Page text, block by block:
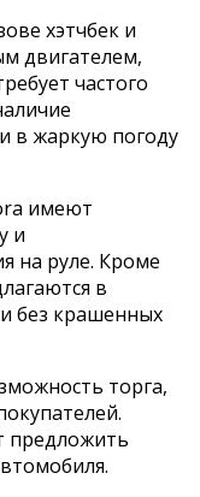
хэтчбек и
двигателем,
частого
в жаркую погоду
имеют
и
на руле. Кроме
в
без крашенных
торга,
предложить